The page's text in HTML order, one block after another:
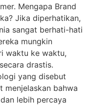
Mengapa Brand
Jika diperhatikan,
sangat berhati-hati
mungkin
waktu ke waktu,
drastis.
yang disebut
bahwa
lebih percaya